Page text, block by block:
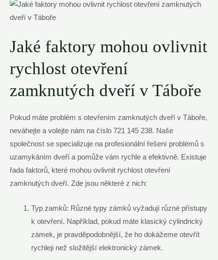
Jaké faktory mohou ‌ovlivnit
rychlost otevření
zamknutých dveří⁤ v ‌Táboře
Pokud máte problém s otevřením zamknutých dveří v Táboře,‍
neváhejte a volejte nám na číslo 721 145 238.‌ Naše​
společnost se⁤ specializuje na profesionální řešení problémů s
uzamykáním dveří a⁤ pomůže vám rychle a efektivně. Existuje
řada faktorů,⁢ které mohou ovlivnit rychlost otevření
zamknutých dveří. Zde jsou některé z nich:
Typ ⁣zamků: Různé typy zámků vyžadují různé přístupy
⁣k otevření. Například, pokud máte klasický‌ cylindrický⁤
zámek, je pravděpodobnější,⁤ že ho dokážeme otevřít
rychleji než složitější elektronický zámek.